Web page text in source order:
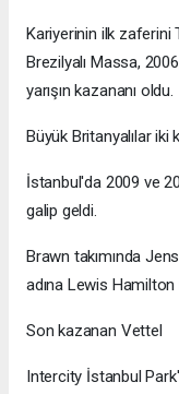
Kariyerinin ilk zaferini
Brezilyalı Massa,
yarışın kazananı oldu.
Büyük Britanyalılar iki
İstanbul'da 2009 ve
galip geldi.
Brawn takımında
adına Lewis Hamilton
Son kazanan Vettel
Intercity İstanbul